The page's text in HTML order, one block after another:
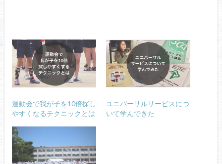
運動会で我が子を10倍探し
やすくなるテクニックとは
ユニバーサルサービスにつ
いて学んできた